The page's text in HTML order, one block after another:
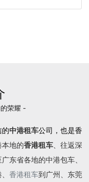
荣耀 -
的中港租车公司，也是香
本地的香港租车、往返深
东省各地的中港包车、
香港租车到广州、东莞